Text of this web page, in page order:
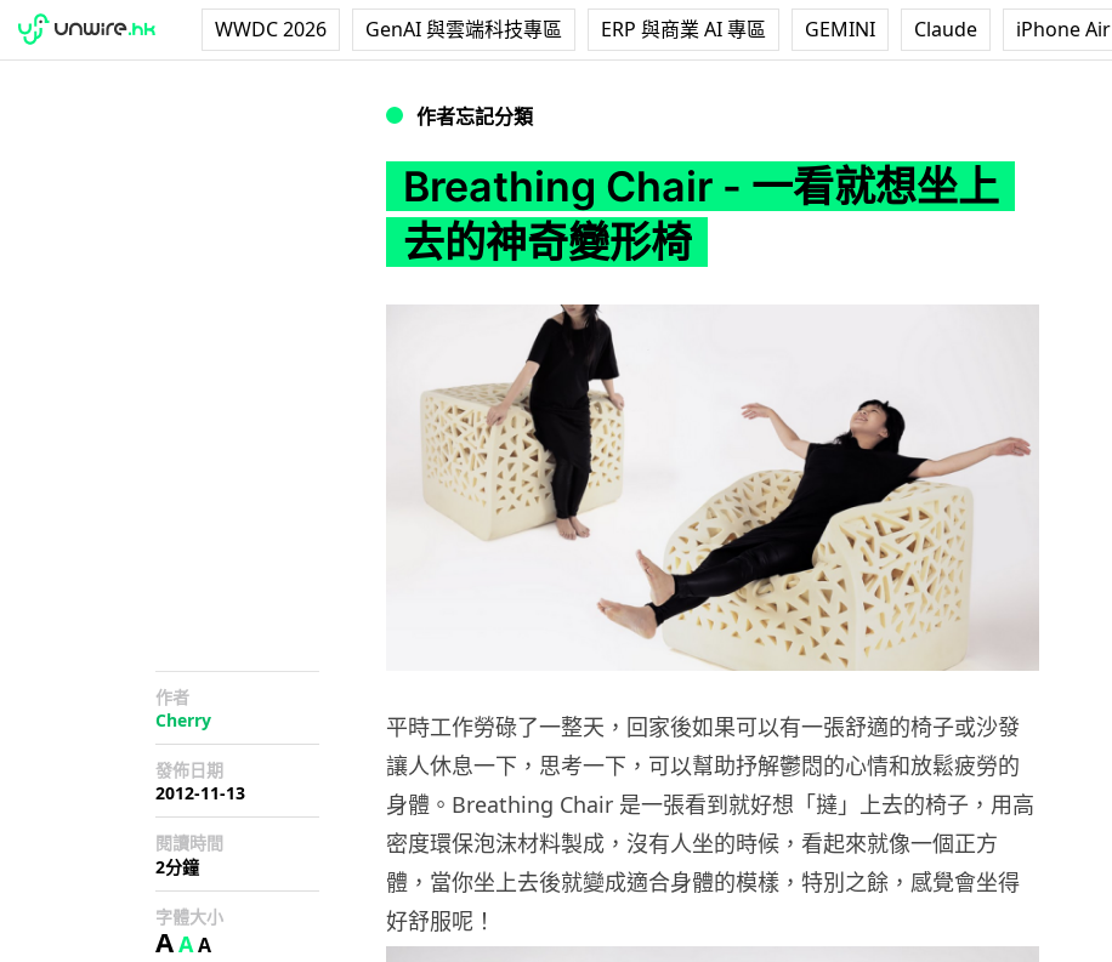
WWDC 2026 GenAI 與雲端科技專區 ERP 與商業 AI 專區 GEMINI Claude iPhone Air
作者忘記分類
Breathing Chair - 一看就想坐上
去的神奇變形椅
作者
Cherry
發佈日期
2012-11-13
閱讀時間
2分鐘
字體大小
AAA
平時工作勞碌了一整天，回家後如果可以有一張舒適的椅子或沙發
讓人休息一下，思考一下，可以幫助抒解鬱悶的心情和放鬆疲勞的
身體。Breathing Chair 是一張看到就好想「撻」上去的椅子，用高
密度環保泡沫材料製成，沒有人坐的時候，看起來就像一個正方
體，當你坐上去後就變成適合身體的模樣，特別之餘，感覺會坐得
好舒服呢！